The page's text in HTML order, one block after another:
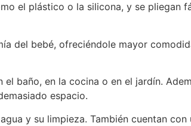
el plástico o la silicona, y se pliegan
del bebé, ofreciéndole mayor
baño, en la cocina o en el jardín.
espacio.
y su limpieza. También cuentan con